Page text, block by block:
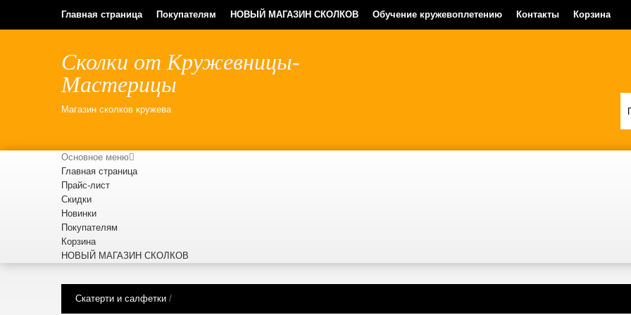
Главная страница Покупателям НОВЫЙ МАГАЗИН СКОЛКОВ Обучение кружевоплетению Контакты Корзина
Сколки от Кружевницы-
Мастерицы
Магазин сколков кружева
Основное меню
Главная страница
Прайс-лист
Скидки
Новинки
Покупателям
Корзина
НОВЫЙ МАГАЗИН СКОЛКОВ
Скатерти и салфетки /